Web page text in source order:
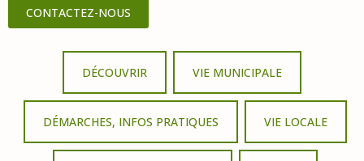
CONTACTEZ-NOUS
DÉCOUVRIR VIE MUNICIPALE
DÉMARCHES, INFOS PRATIQUES VIE LOCALE